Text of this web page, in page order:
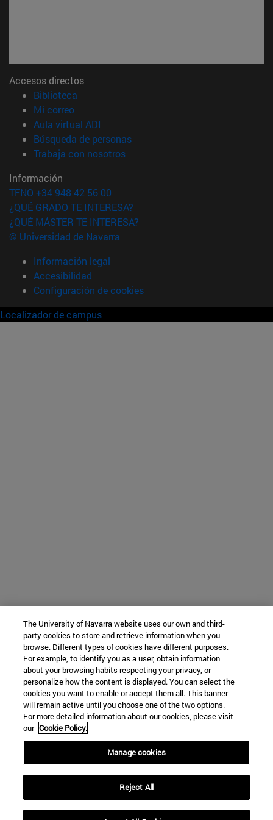
Accesos directos
Biblioteca
Mi correo(abre en nueva ventana)
Aula virtual ADI
Búsqueda de personas(abre en nueva ventana)
Trabaja con nosotros(abre en nueva ventana)
Información
TFNO +34 948 42 56 00
¿QUÉ GRADO TE INTERESA?
¿QUÉ MÁSTER TE INTERESA?
© Universidad de Navarra
Información legal
Accesibilidad
Configuración de cookies
Localizador de campus
The University of Navarra website uses our own and third-
party cookies to store and retrieve information when you
browse. Different types of cookies have different purposes.
For example, to identify you as a user, obtain information
about your browsing habits respecting your privacy, or
personalize how the content is displayed. You can select the
cookies you want to enable or accept them all. This banner
will remain active until you choose one of the two options.
For more detailed information about our cookies, please visit
our Cookie Policy.
Manage cookies
Reject All